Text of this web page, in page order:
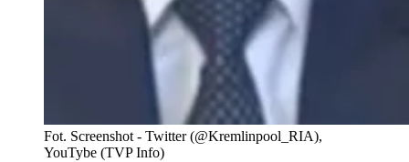
Fot. Screenshot - Twitter (@Kremlinpool_RIA),
YouTybe (TVP Info)